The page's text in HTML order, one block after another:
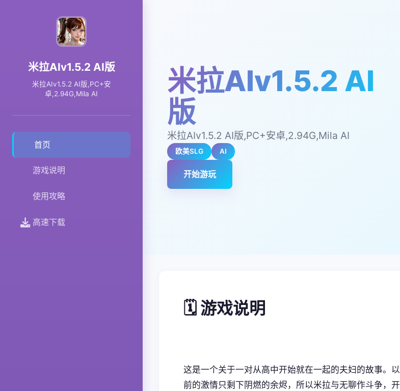
米拉AIv1.5.2 AI版
米拉AIv1.5.2 AI版,PC+安
卓,2.94G,Mila AI
首页
游戏说明
使用攻略
高速下载
米拉AIv1.5.2 AI
版
米拉AIv1.5.2 AI版,PC+安卓,2.94G,Mila AI
欧美SLG AI
开始游玩
🗓️ 游戏说明
这是一个关于一对从高中开始就在一起的夫妇的故事。以
前的激情只剩下阴燃的余烬，所以米拉与无聊作斗争，开